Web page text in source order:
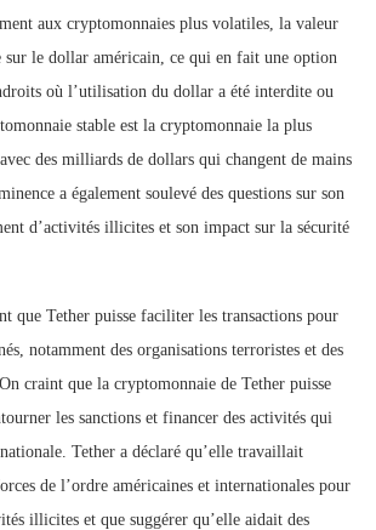
aux cryptomonnaies plus volatiles, la valeur
sur le dollar américain, ce qui en fait une option
où l’utilisation du dollar a été interdite ou
stable est la cryptomonnaie la plus
des milliards de dollars qui changent de mains
a également soulevé des questions sur son
d’activités illicites et son impact sur la sécurité
que Tether puisse faciliter les transactions pour
notamment des organisations terroristes et des
craint que la cryptomonnaie de Tether puisse
les sanctions et financer des activités qui
Tether a déclaré qu’elle travaillait
de l’ordre américaines et internationales pour
illicites et que suggérer qu’elle aidait des